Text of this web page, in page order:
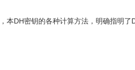
，本DH密钥的各种计算方法，明确指明了